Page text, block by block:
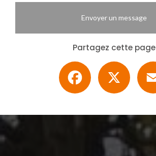
Envoyer un message
Partagez cette page
Facebook